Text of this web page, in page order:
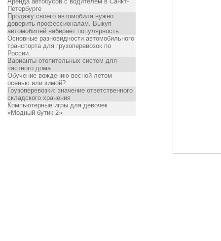
Петербурге
Продажу своего автомобиля нужно
доверить профессионалам. Выкуп
автомобилей набирает популярность.
Основные разновидности автомобильного
транспорта для грузоперевозок по
России.
Варианты отопительных систем для
частного дома
Обучение вождению весной-летом-
осенью или зимой?
Грузоперевозки: значение ответственного
складского хранения
Компьютерные игры для девочек
«Модный бутик 2»